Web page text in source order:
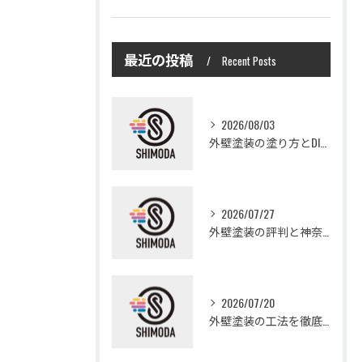
最近の投稿 Recent Posts
2026/08/03
2026/07/27
2026/07/20